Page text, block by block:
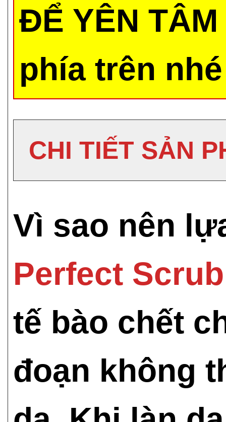
ĐỂ YÊN
phía trên
CHI TIẾT SẢN
Vì sao nên
Perfect
tế bào chết
đoạn không